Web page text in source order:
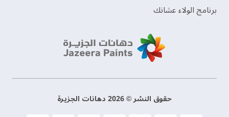
برنامج الولاء عشانك
حقوق النشر © 2026 دهانات الجزيرة